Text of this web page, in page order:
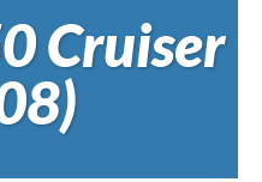
Cruiser